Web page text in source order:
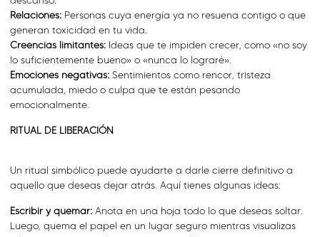
Relaciones: Personas cuya energía ya no resuena contigo o que
generan toxicidad en tu vida.
Creencias limitantes: Ideas que te impiden crecer, como «no soy
lo suficientemente bueno» o «nunca lo lograré».
Emociones negativas: Sentimientos como rencor, tristeza
acumulada, miedo o culpa que te están pesando
emocionalmente.
RITUAL DE LIBERACIÓN
Un ritual simbólico puede ayudarte a darle cierre definitivo a
aquello que deseas dejar atrás. Aquí tienes algunas ideas:
Escribir y quemar: Anota en una hoja todo lo que deseas soltar.
Luego, quema el papel en un lugar seguro mientras visualizas